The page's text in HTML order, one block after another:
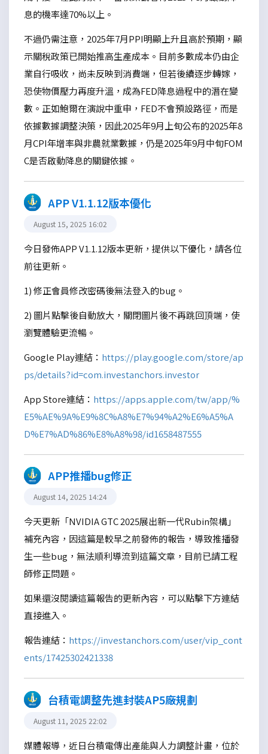
息的機率達70%以上。
不過仍需注意，2025年7月PPI明顯上升且高於預期，顯
示關稅政策已開始推高生產成本。目前多數成本仍由企
業自行吸收，尚未反映到消費端，但若後續逐步轉嫁，
恐使物價壓力再度升溫，成為FED降息過程中的潛在變
數。正如鮑爾在演說中重申，FED不會預設路徑，而是
依據數據調整決策，因此2025年9月上旬公布的2025年8
月CPI年增率與非農就業數據，仍是2025年9月中旬FOM
C是否啟動降息的關鍵依據。
APP V1.1.12版本優化
August 15, 2025 16:02
今日發佈APP V1.1.12版本更新，提供以下優化，請各位
前往更新。
1) 修正會員修改密碼後無法登入的bug。
2) 圖片點擊後自動放大，關閉圖片後不再跳回頂端，使
瀏覽體驗更流暢。
Google Play連結： https://play.google.com/store/ap
ps/details?id=com.investanchors.investor
App Store連結： https://apps.apple.com/tw/app/%
E5%AE%9A%E9%8C%A8%E7%94%A2%E6%A5%A
D%E7%AD%86%E8%A8%98/id1658487555
APP推播bug修正
August 14, 2025 14:24
今天更新「NVIDIA GTC 2025展出新一代Rubin架構」
補充內容，因這篇是較早之前發佈的報告，導致推播發
生一些bug，無法順利導流到這篇文章，目前已請工程
師修正問題。
如果還沒閱讀這篇報告的更新內容，可以點擊下方連結
直接進入。
報告連結： https://investanchors.com/user/vip_cont
ents/17425302421338
台積電調整先進封裝AP5廠規劃
August 11, 2025 22:02
媒體報導，近日台積電傳出產能與人力調整計畫，位於